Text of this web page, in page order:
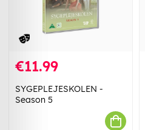
€11.99
SYGEPLEJESKOLEN -
Season 5